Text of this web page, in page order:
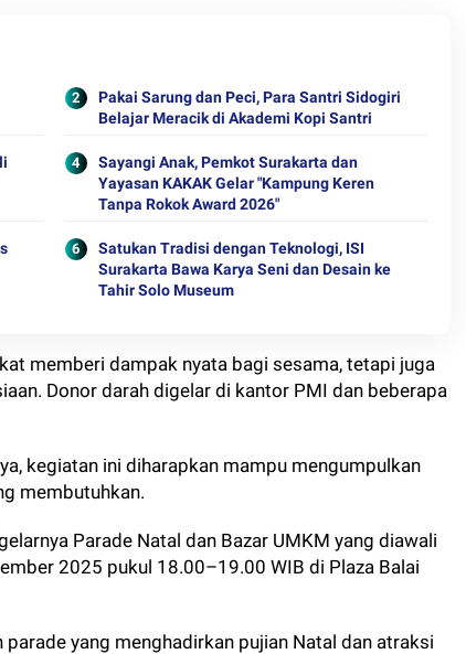
Pakai Sarung dan Peci, Para Santri Sidogiri
Belajar Meracik di Akademi Kopi Santri
Sayangi Anak, Pemkot Surakarta dan
Yayasan KAKAK Gelar "Kampung Keren
Tanpa Rokok Award 2026"
Satukan Tradisi dengan Teknologi, ISI
Surakarta Bawa Karya Seni dan Desain ke
Tahir Solo Museum
memberi dampak nyata bagi sesama, tetapi juga
Donor darah digelar di kantor PMI dan beberapa
kegiatan ini diharapkan mampu mengumpulkan
membutuhkan.
Parade Natal dan Bazar UMKM yang diawali
2025 pukul 18.00–19.00 WIB di Plaza Balai
yang menghadirkan pujian Natal dan atraksi